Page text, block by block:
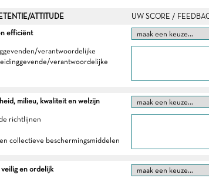
ATTITUDE UW SCORE /
efficiënt
verantwoordelijke
verantwoordelijke
milieu, kwaliteit en welzijn
richtlijnen
collectieve beschermingsmiddelen
en ordelijk